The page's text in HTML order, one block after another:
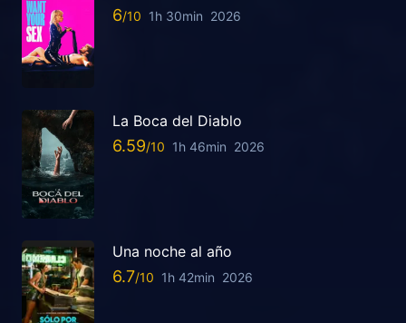
6 1h 30min 2026
La Boca del Diablo
6.59 1h 46min 2026
Una noche al año
6.7 1h 42min 2026